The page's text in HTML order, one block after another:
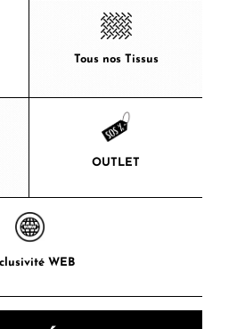
Tous nos Tissus
OUTLET
WEB